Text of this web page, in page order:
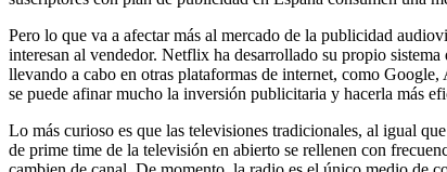
Pero lo que va a afectar más al mercado de la publicidad
interesan al vendedor. Netflix ha desarrollado su propio
llevando a cabo en otras plataformas de internet, como
se puede afinar mucho la inversión publicitaria y hacerla más
Lo más curioso es que las televisiones tradicionales, al igual
de prime time de la televisión en abierto se rellenen con